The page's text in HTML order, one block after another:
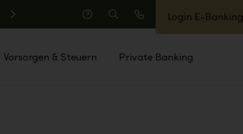
Hilfe
Suche
Anrufen
Login E-Banking
Vorsorgen & Steuern Private Banking